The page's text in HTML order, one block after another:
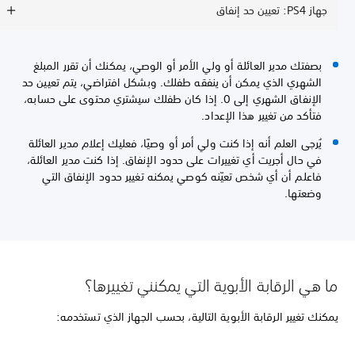
جهاز PS4: تعيين حد إنفاق
بصفتك مدير العائلة أو ولي الأمر أو الوصي، يمكنك أن تقرر المبلغ
الشهري الذي يمكن أن ينفقه طفلك. وبشكل افتراضي، يتم تعيين حد
الإنفاق الشهري إلى 0. إذا كان طفلك سيشتري محتوى على حسابه،
فتأكد من تغيير هذا الإعداد.
يُرجى العلم أنه إذا كنت ولي أمر أو وصيًا، فعليك إعلام مدير العائلة
في حال أجريت أي تغييرات على حدود الإنفاق. إذا كنت مدير العائلة،
فاعلم أن أي شخص تعيّنه كوصي يمكنه تغيير حدود الإنفاق التي
وضعتها.
ما هي الرقابة الأبوية التي يمكنني تغييرها؟
يمكنك تغيير الرقابة الأبوية التالية، بحسب الجهاز الذي تستخدمه: